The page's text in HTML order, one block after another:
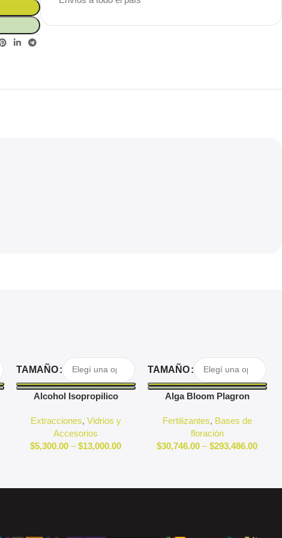
Blowout!
Seleccionar Opciones
TAMAÑO
Alcohol Isopropilico
Extracciones, Vidrios y
Accesorios
$5,300.00 – $13,000.00
Seleccionar Opciones
TAMAÑO
Alga Bloom Plagron
Fertilizantes, Bases de
floración
$30,746.00 – $293,486.00